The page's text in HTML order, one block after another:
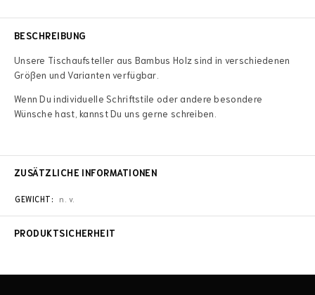
BESCHREIBUNG
Unsere Tischaufsteller aus Bambus Holz sind in verschiedenen
Größen und Varianten verfügbar.
Wenn Du individuelle Schriftstile oder andere besondere
Wünsche hast, kannst Du uns gerne schreiben.
ZUSÄTZLICHE INFORMATIONEN
GEWICHT n. v.
PRODUKTSICHERHEIT